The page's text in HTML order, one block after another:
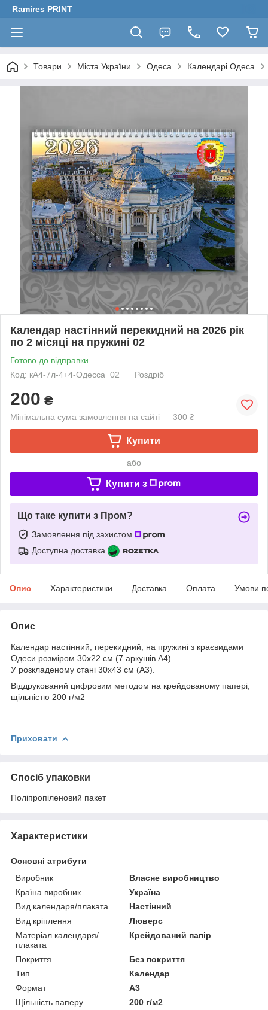
Ramires PRINT
Товари Міста України Одеса Календарі Одеса
Календар настінний перекидний на 2026 рік
по 2 місяці на пружині 02
Готово до відправки
Код: кА4-7л-4+4-Одесса_02
Роздріб
200 ₴
Мінімальна сума замовлення на сайті — 300 ₴
Купити
або
Купити з
Що таке купити з Пром?
Замовлення під захистом
Доступна доставка
Опис Характеристики Доставка Оплата Умови
Опис
Календар настінний, перекидний, на пружині з краєвидами
Одеси розміром 30х22 см (7 аркушів А4).
У розкладеному стані 30х43 см (А3).
Віддрукований цифровим методом на крейдованому папері,
щільністю 200 г/м2
Приховати
Спосіб упаковки
Поліпропіленовий пакет
Характеристики
Основні атрибути
Виробник
Власне виробництво
Країна виробник
Україна
Вид календаря/плаката
Настінний
Вид кріплення
Люверс
Матеріал календаря/
плаката
Крейдований папір
Покриття
Без покриття
Тип
Календар
Формат
A3
Щільність паперу
200 г/м2